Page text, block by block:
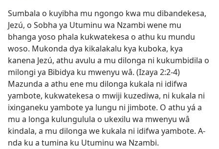
Sumbala o kuyibha mu ngongo kwa mu dibandekesa,
Jezú, o Sobha ya Utuminu wa Nzambi wene mu
bhanga yoso phala kukwatekesa o athu ku mundu
woso. Mukonda dya kikalakalu kya kuboka, kya
kanena Jezú, athu avulu a mu dilonga ni kukumbidila o
milongi ya Bibidya ku mwenyu wâ. (Izaya 2:2-4)
Mazunda a athu ene mu dilonga kukala ni idifwa
yambote, kukwatekesa o mwiji kuzediwa, ni kukala ni
ixinganeku yambote ya lungu ni jimbote. O athu yá a
mu a longa kulungulula o ukexilu wa mwenyu wâ
kindala, a mu dilonga we kukala ni idifwa yambote. A-
nda ku a tumina ku Utuminu wa Nzambi.